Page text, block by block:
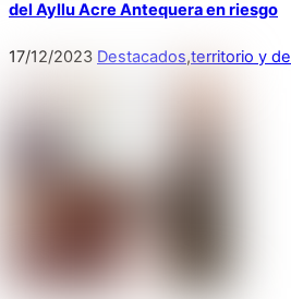
del Ayllu Acre Antequera en riesgo
17/12/2023 Destacados,territorio y